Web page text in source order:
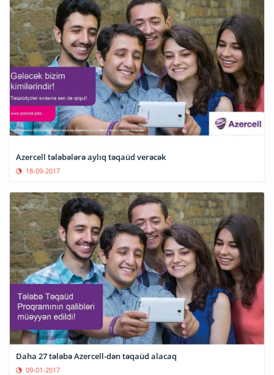
Azercell tələbələrə aylıq təqaüd verəcək
18-09-2017
Daha 27 tələbə Azercell-dən təqaüd alacaq
09-01-2017